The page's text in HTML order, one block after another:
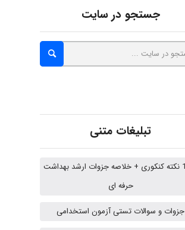
hosein abdolvand
Kati
emami
ehtesham
A.balandeh
جستجو در سایت
تبلیغات متنی
1000 نکته کنکوری + خلاصه جزوات ارشد بهداشت
حرفه ای
جزوات و سوالات تستی آزمون استخدامی